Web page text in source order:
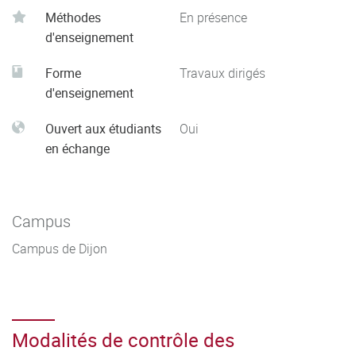
Méthodes
d'enseignement
En présence
Forme
d'enseignement
Travaux dirigés
Ouvert aux étudiants
en échange
Oui
Campus
Campus de Dijon
Modalités de contrôle des